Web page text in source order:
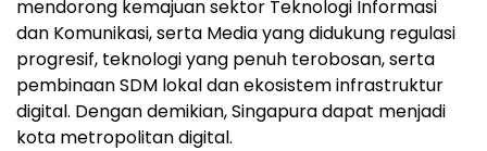
mendorong kemajuan sektor Teknologi Informasi
dan Komunikasi, serta Media yang didukung regulasi
progresif, teknologi yang penuh terobosan, serta
pembinaan SDM lokal dan ekosistem infrastruktur
digital. Dengan demikian, Singapura dapat menjadi
kota metropolitan digital.